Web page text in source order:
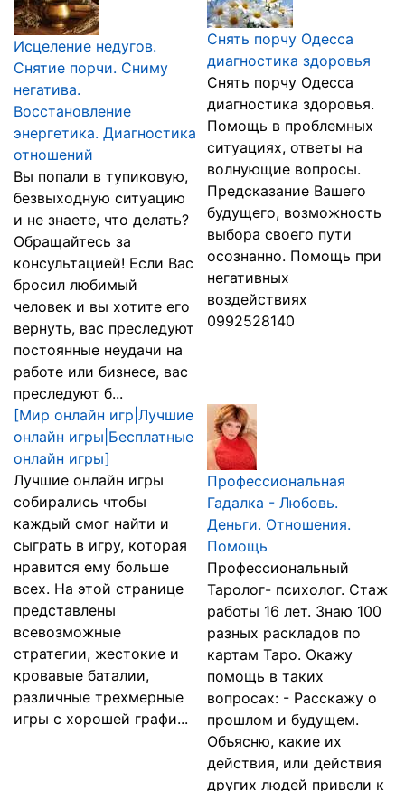
Исцеление недугов.
Снятие порчи. Сниму
негатива.
Восстановление
энергетика. Диагностика
отношений
Вы попали в тупиковую,
безвыходную ситуацию
и не знаете, что делать?
Обращайтесь за
консультацией! Если Вас
бросил любимый
человек и вы хотите его
вернуть, вас преследуют
постоянные неудачи на
работе или бизнесе, вас
преследуют б...
Снять порчу Одесса
диагностика здоровья
Снять порчу Одесса
диагностика здоровья.
Помощь в проблемных
ситуациях, ответы на
волнующие вопросы.
Предсказание Вашего
будущего, возможность
выбора своего пути
осознанно. Помощь при
негативных
воздействиях
0992528140
[Мир онлайн игр|Лучшие
онлайн игры|Бесплатные
онлайн игры]
Лучшие онлайн игры
собирались чтобы
каждый смог найти и
сыграть в игру, которая
нравится ему больше
всех. На этой странице
представлены
всевозможные
стратегии, жестокие и
кровавые баталии,
различные трехмерные
игры с хорошей графи...
Профессиональная
Гадалка - Любовь.
Деньги. Отношения.
Помощь‎
Профессиональный
Таролог- психолог. Стаж
работы 16 лет. Знаю 100
разных раскладов по
картам Таро. Окажу
помощь в таких
вопросах: - Расскажу о
прошлом и будущем.
Объясню, какие их
действия, или действия
других людей привели к